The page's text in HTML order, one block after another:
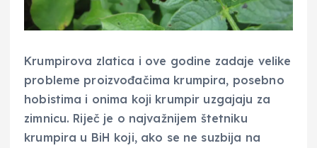
Krumpirova zlatica i ove godine zadaje velike
probleme proizvođačima krumpira, posebno
hobistima i onima koji krumpir uzgajaju za
zimnicu. Riječ je o najvažnijem štetniku
krumpira u BiH koji, ako se ne suzbija na